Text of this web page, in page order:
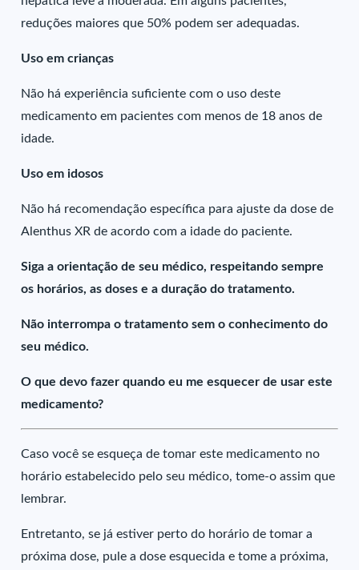
reduções maiores que 50% podem ser adequadas.
Uso em crianças
Não há experiência suficiente com o uso deste
medicamento em pacientes com menos de 18 anos de
idade.
Uso em idosos
Não há recomendação específica para ajuste da dose de
Alenthus XR de acordo com a idade do paciente.
Siga a orientação de seu médico, respeitando sempre
os horários, as doses e a duração do tratamento.
Não interrompa o tratamento sem o conhecimento do
seu médico.
O que devo fazer quando eu me esquecer de usar este
medicamento?
Caso você se esqueça de tomar este medicamento no
horário estabelecido pelo seu médico, tome-o assim que
lembrar.
Entretanto, se já estiver perto do horário de tomar a
próxima dose, pule a dose esquecida e tome a próxima,